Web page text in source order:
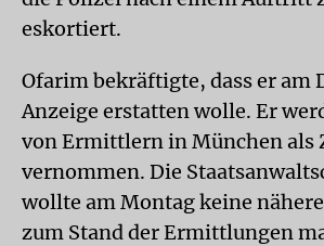
eskortiert.
Ofarim bekräftigte, dass er am
Anzeige erstatten wolle. Er
von Ermittlern in München als
vernommen. Die
wollte am Montag keine
zum Stand der Ermittlungen